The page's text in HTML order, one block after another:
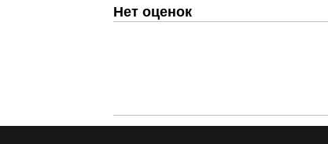
Нет оценок